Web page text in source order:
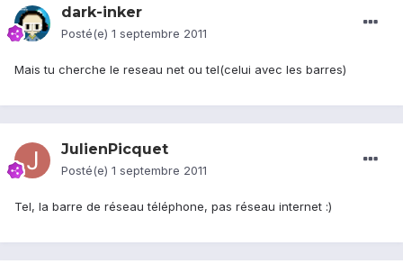
dark-inker
Posté(e) 1 septembre 2011
Mais tu cherche le reseau net ou tel(celui avec les barres)
JulienPicquet
Posté(e) 1 septembre 2011
Tel, la barre de réseau téléphone, pas réseau internet :)